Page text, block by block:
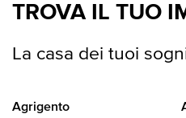
TROVA IL TUO
La casa dei tuoi
Agrigento